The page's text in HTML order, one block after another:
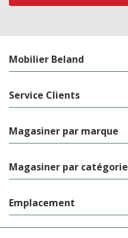
Mobilier Beland
Service Clients
Magasiner par marque
Magasiner par catégorie
Emplacement